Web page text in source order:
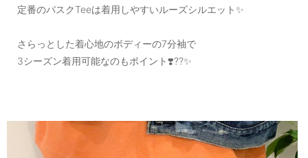
定番のバスクTeeは着用しやすいルーズシルエット✨
さらっとした着心地のボディーの7分袖で
3シーズン着用可能なのもポイント❣️??✨